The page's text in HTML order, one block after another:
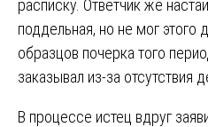
расписку. Ответчик же
поддельная, но не мог этого
образцов почерка того
заказывал из-за отсутствия
В процессе истец вдруг